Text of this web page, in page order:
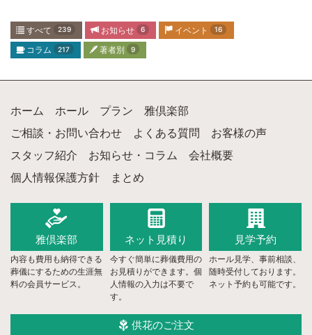
すべて 239 お知らせ 6 イベント 16
コラム 217 著者別 9
ホーム ホール プラン
雅倶楽部
ご相談・お問い合わせ
よくある質問
お客様の声
スタッフ紹介
お知らせ・コラム
会社概要
個人情報保護方針
まとめ
雅倶楽部
内容も費用も納得できる
葬儀にするための生涯無
料の会員サービス。
ネット 見積り
今すぐ簡単に葬儀費用の
お見積りができます。個
人情報の入力は不要で
す。
見学予約
ホール見学、事前相談、
随時受付しております。
ネット予約も可能です。
供花のご注文